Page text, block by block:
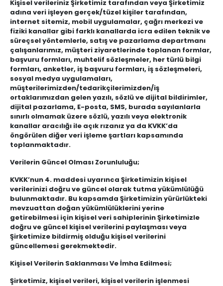
Kişisel verileriniz Şirketimiz tarafından veya Şirketimiz
adına veri işleyen gerçek/tüzel kişiler tarafından,
internet sitemiz, mobil uygulamalar, çağrı merkezi ve
fiziki kanallar gibi farklı kanallarda icra edilen teknik ve
süreçsel yöntemlerle, satış ve pazarlama departmanı
çalışanlarımız, müşteri ziyaretlerinde toplanan formlar,
başvuru formları, muhtelif sözleşmeler, her türlü bilgi
formları, anketler, iş başvuru formları, iş sözleşmeleri,
sosyal medya uygulamaları,
müşterilerimizden/tedarikçilerimizden/iş
ortaklarımızdan gelen yazılı, sözlü ve dijital bildirimler,
dijital pazarlama, E-posta, SMS, burada sayılanlarla
sınırlı olmamak üzere sözlü, yazılı veya elektronik
kanallar aracılığı ile açık rızanız ya da KVKK’da
öngörülen diğer veri işleme şartları kapsamında
toplanmaktadır.
Verilerin Güncel Olması Zorunluluğu;
KVKK’nun 4. maddesi uyarınca Şirketimizin kişisel
verilerinizi doğru ve güncel olarak tutma yükümlülüğü
bulunmaktadır. Bu kapsamda Şirketimizin yürürlükteki
mevzuattan doğan yükümlülüklerini yerine
getirebilmesi için kişisel veri sahiplerinin Şirketimizle
doğru ve güncel kişisel verilerini paylaşması veya
Şirketimize bildirmiş olduğu kişisel verilerini
güncellemesi gerekmektedir.
Kişisel Verilerin Saklanması Ve İmha Edilmesi;
Şirketimiz, kişisel verileri, kişisel verilerin işlenmesi